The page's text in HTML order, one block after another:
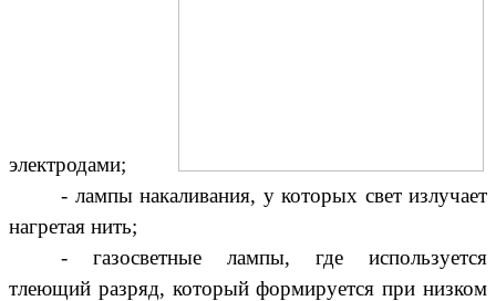
электродами;
- лампы накаливания, у которых свет излучает
нагретая нить;
- газосветные лампы, где используется
тлеющий разряд, который формируется при низком